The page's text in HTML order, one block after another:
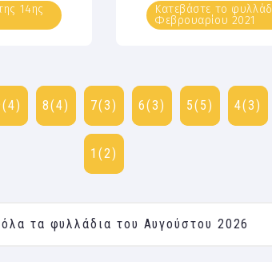
14ης
Κατεβάστε το
Φεβρουαρίου 2021
8(4) 7(3) 6(3) 5(5) 4(3)
1(2)
τα φυλλάδια του Αυγούστου 2026